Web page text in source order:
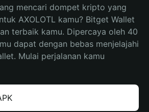
mencari dompet kripto yang
AXOLOTL kamu? Bitget Wallet
terbaik kamu. Dipercaya oleh 40
dapat dengan bebas menjelajahi
Mulai perjalanan kamu